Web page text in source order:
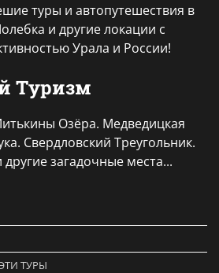
туры и автопутешествия в
и другие локации с
Урала и России!
Туризм
Озёра. Медведицкая
Свердловский Треугольник.
загадочные места...
ТУРЫ